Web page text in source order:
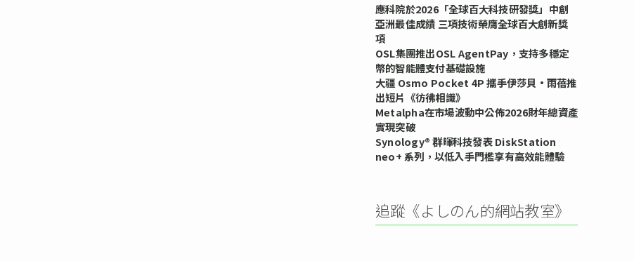
應科院於2026「全球百大科技研發獎」中創
亞洲最佳成績 三項技術榮膺全球百大創新獎
項
OSL集團推出OSL AgentPay，支持多穩定
幣的智能體支付基礎設施
大疆 Osmo Pocket 4P 攜手伊莎貝•雨蓓推
出短片《彷彿相識》
Metalpha在市場波動中公佈2026財年總資產
實現突破
Synology® 群暉科技發表 DiskStation
neo+ 系列，以低入手門檻享有高效能體驗
追蹤《よしのん的網站教室》